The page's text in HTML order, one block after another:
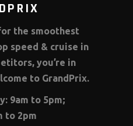
the smoothest
speed & cruise in
you’re in
to GrandPrix.
9am to 5pm;
to 2pm